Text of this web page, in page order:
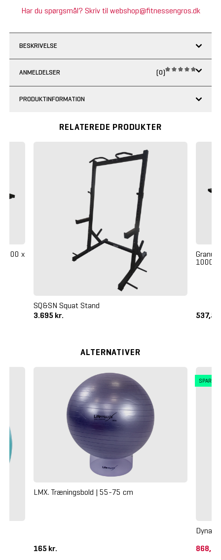
Har du spørgsmål? Skriv til webshop@fitnessengros.dk
BESKRIVELSE
ANMELDELSER (0)
PRODUKTINFORMATION
RELATEREDE PRODUKTER
1000 x
SQ&SN Squat Stand
3.695 kr.
1000 x
ALTERNATIVER
LMX. Træningsbold | 55-75 cm
165 kr.
SPAR